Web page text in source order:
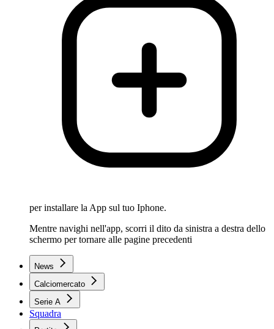
per installare la App sul tuo Iphone.
Mentre navighi nell'app, scorri il dito da sinistra a destra dello
schermo per tornare alle pagine precedenti
News
Calciomercato
Serie A
Squadra